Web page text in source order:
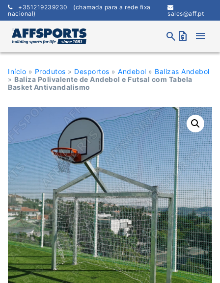
Skip
content
+351219239230 (chamada para a rede fixa
nacional)
sales@aff.pt
search request_quote menu
Início » Produtos » Desportos » Andebol » Balizas Andebol
» Baliza Polivalente de Andebol e Futsal com Tabela
Basket Antivandalismo